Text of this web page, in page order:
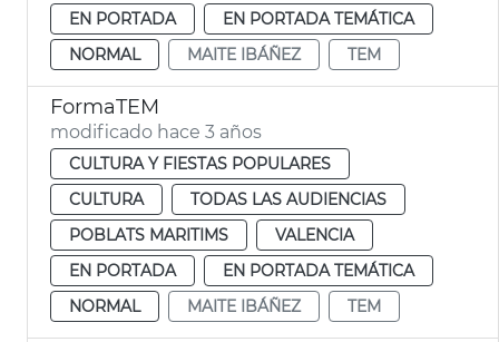
EN PORTADA
EN PORTADA TEMÁTICA
NORMAL
MAITE IBÁÑEZ TEM
FormaTEM
modificado hace 3 años
CULTURA Y FIESTAS POPULARES
CULTURA
TODAS LAS AUDIENCIAS
POBLATS MARITIMS
VALENCIA
EN PORTADA
EN PORTADA TEMÁTICA
NORMAL
MAITE IBÁÑEZ TEM